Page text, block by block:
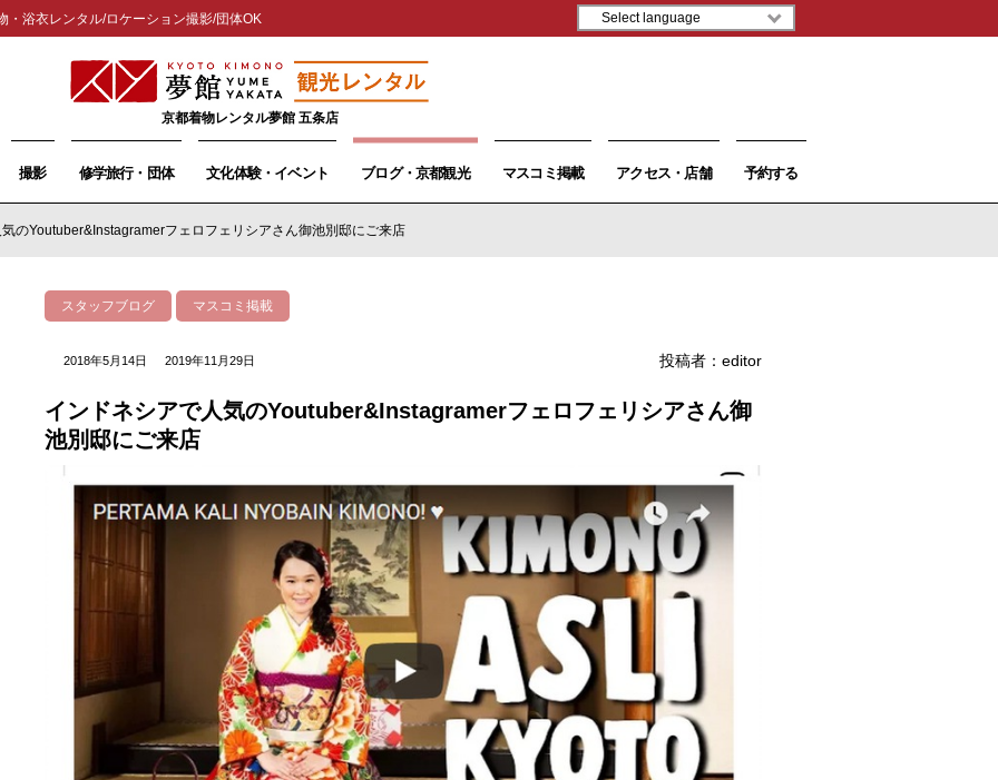
・浴衣レンタル/ロケーション撮影/団体OK
京都着物レンタル夢館 五条店
撮影 修学旅行・団体 文化体験・イベント ブログ・京都観光 マスコミ掲載 アクセス・店舗 予約する
のYoutuber&Instagramerフェロフェリシアさん御池別邸にご来店
スタッフブログ マスコミ掲載
2018年5月14日 2019年11月29日 投稿者： editor
インドネシアで人気のYoutuber&Instagramerフェロフェリシアさん御
池別邸にご来店